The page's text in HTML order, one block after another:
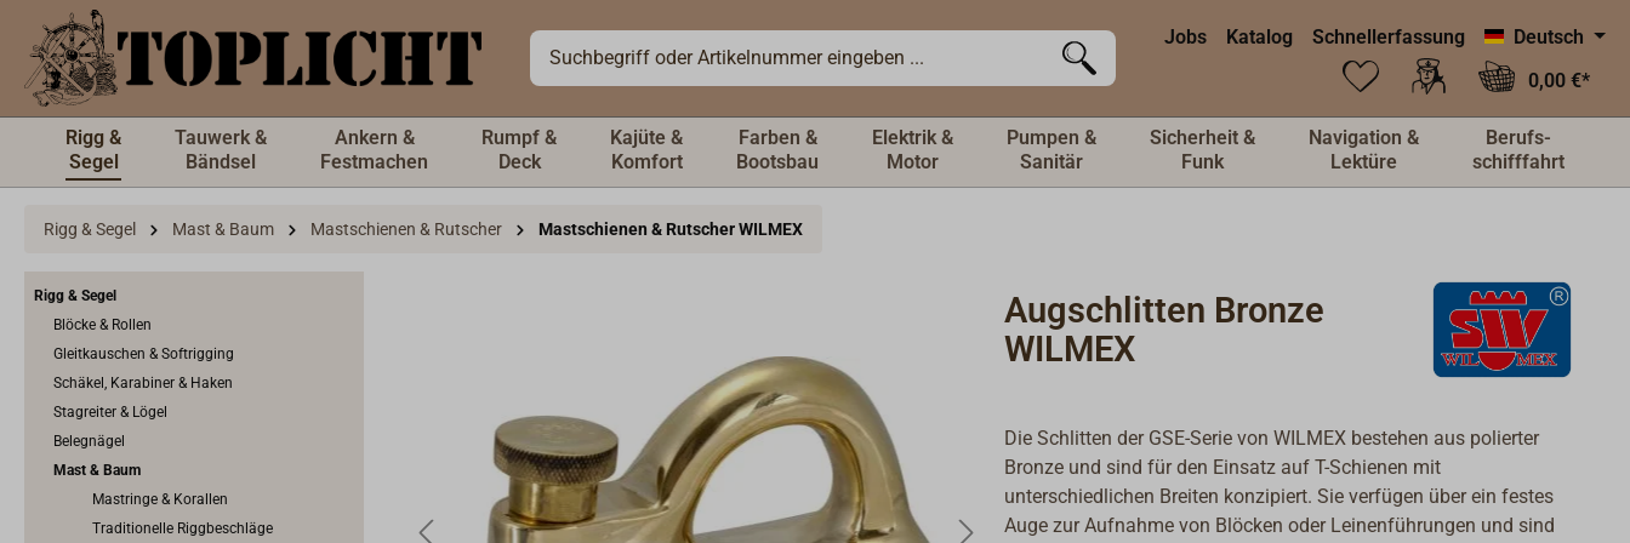
springen Jobs Katalog Schnellerfassung
Deutsch
0,00 €*
Rigg &
Segel
Tauwerk &
Bändsel
Ankern &
Festmachen
Rumpf &
Deck
Kajüte &
Komfort
Farben &
Bootsbau
Elektrik &
Motor
Pumpen &
Sanitär
Sicherheit &
Funk
Navigation &
Lektüre
Berufs-
schifffahrt
Rigg & Segel Mast & Baum Mastschienen & Rutscher Mastschienen & Rutscher WILMEX
Rigg & Segel
Blöcke & Rollen
Gleitkauschen & Softrigging
Schäkel, Karabiner & Haken
Stagreiter & Lögel
Belegnägel
Mast & Baum
Mastringe & Korallen
Traditionelle Riggbeschläge
Augschlitten Bronze
WILMEX
Die Schlitten der GSE-Serie von WILMEX bestehen aus polierter
Bronze und sind für den Einsatz auf T-Schienen mit
unterschiedlichen Breiten konzipiert. Sie verfügen über ein festes
Auge zur Aufnahme von Blöcken oder Leinenführungen und sind